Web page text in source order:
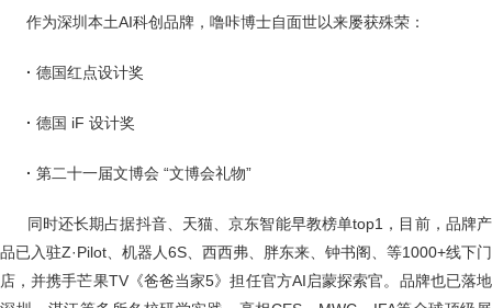
作为深圳本土AI科创品牌，噜咔博士自面世以来屡获殊荣：
· 德国红点设计奖
· 德国 iF 设计奖
· 第二十一届文博会 “文博会礼物”
同时还长期占据抖音、天猫、京东智能早教榜单top1，目前，品牌产
品已入驻Z·Pilot、机器人6S、西西弗、胖东来、钟书阁、等1000+线下门
店，并携手芒果TV《爸爸当家5》担任官方AI启蒙探索官。品牌也已落地